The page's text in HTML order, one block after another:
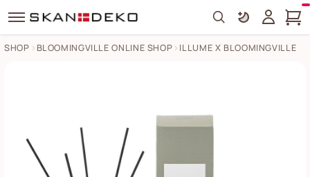
Search
SHOP BLOOMINGVILLE ONLINE SHOP ILLUME X BLOOMINGVILLE